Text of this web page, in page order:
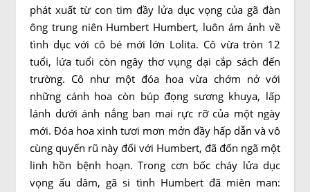
phát xuất từ con tim đầy lửa dục vọng của gã đàn
ông trung niên Humbert Humbert, luôn ám ảnh về
tình dục với cô bé mới lớn Lolita. Cô vừa tròn 12
tuổi, lứa tuổi còn ngây thơ vụng dại cắp sách đến
trường. Cô như một đóa hoa vừa chớm nở với
những cánh hoa còn búp đọng sương khuya, lấp
lánh dưới ánh nắng ban mai rực rỡ của một ngày
mới. Đóa hoa xinh tươi mơn mởn đầy hấp dẫn và vô
cùng quyến rũ này đối với Humbert, đã đốn ngã một
linh hồn bệnh hoạn. Trong cơn bốc cháy lửa dục
vọng ấu dâm, gã si tình Humbert đã miên man: